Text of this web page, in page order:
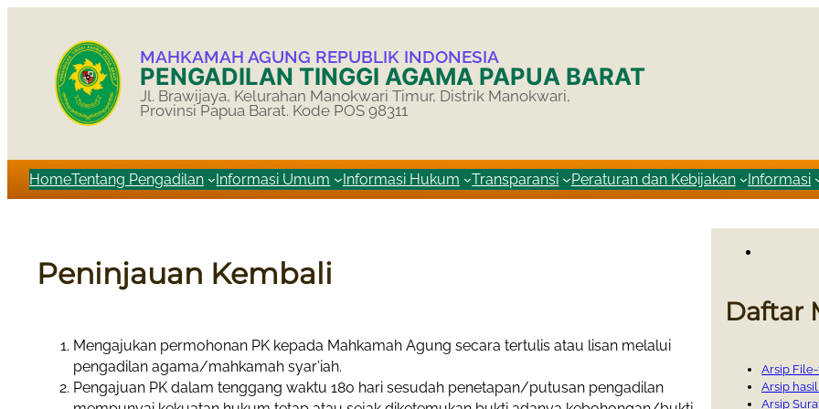
MAHKAMAH AGUNG REPUBLIK INDONESIA
PENGADILAN TINGGI AGAMA PAPUA BARAT
Jl. Brawijaya, Kelurahan Manokwari Timur, Distrik Manokwari,
Provinsi Papua Barat. Kode POS 98311
HomeTentang Pengadilan Informasi Umum Informasi Hukum Transparansi Peraturan dan Kebijakan Informasi
Peninjauan Kembali
Mengajukan permohonan PK kepada Mahkamah Agung secara tertulis atau lisan melalui
pengadilan agama/mahkamah syar’iah.
Pengajuan PK dalam tenggang waktu 180 hari sesudah penetapan/putusan pengadilan
Daftar
Arsip
Arsip
Arsip